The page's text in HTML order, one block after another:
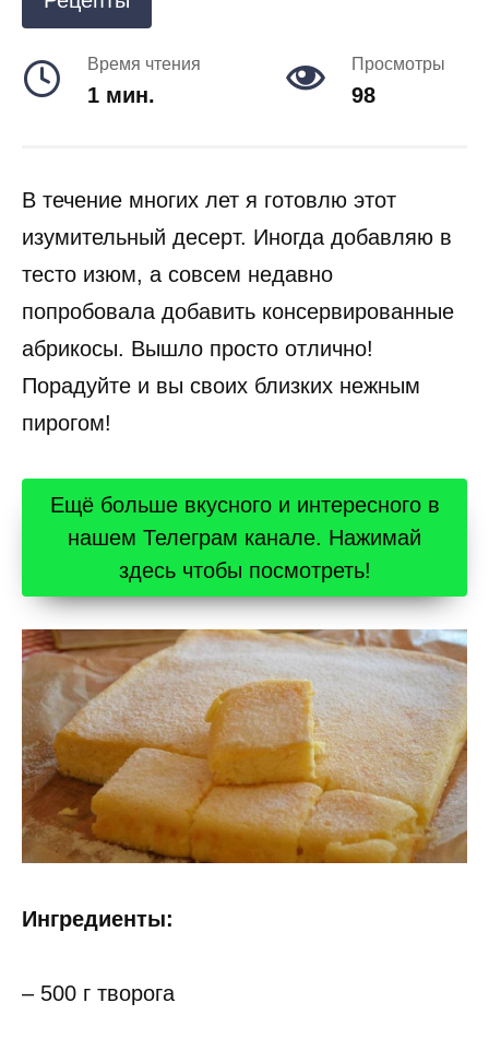
Время чтения
1 мин.
Просмотры
98
В течение многих лет я готовлю этот
изумительный десерт. Иногда добавляю в
тесто изюм, а совсем недавно
попробовала добавить консервированные
абрикосы. Вышло просто отлично!
Порадуйте и вы своих близких нежным
пирогом!
Ещё больше вкусного и интересного в
нашем Телеграм канале. Нажимай
здесь чтобы посмотреть!
Ингредиенты:
– 500 г творога